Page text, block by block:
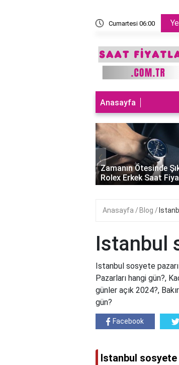
Cumartesi 06:00
Anasayfa
Zamanın Ötesinde
Rolex Erkek Saat
‹
Anasayfa Blog
Istanbul
Istanbul sosyete
Pazarları hangi gün?,
günler açık 2024?,
gün?
Facebook
Istanbul sosyete